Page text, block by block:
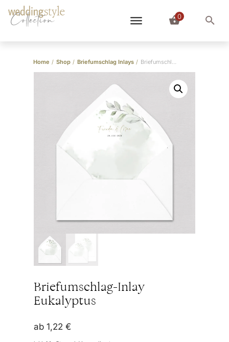
Collection 0
Home / Shop / Briefumschlag Inlays / Briefumschlag-Inlay Eukalyptus
Briefumschlag-Inlay
Eukalyptus
ab 1,22 €